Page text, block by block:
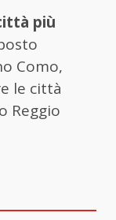
più
Como,
le città
Reggio